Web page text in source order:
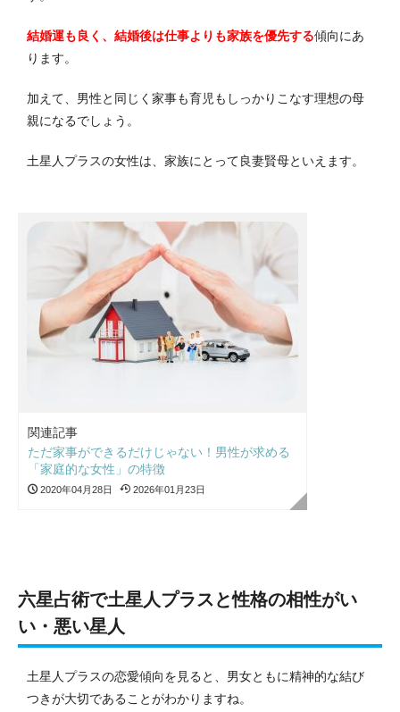
結婚運も良く、結婚後は仕事よりも家族を優先する傾向にあ
ります。
加えて、男性と同じく家事も育児もしっかりこなす理想の母
親になるでしょう。
土星人プラスの女性は、家族にとって良妻賢母といえます。
関連記事
ただ家事ができるだけじゃない！男性が求める
「家庭的な女性」の特徴
2020年04月28日 2026年01月23日
六星占術で土星人プラスと性格の相性がい
い・悪い星人
土星人プラスの恋愛傾向を見ると、男女ともに精神的な結び
つきが大切であることがわかりますね。